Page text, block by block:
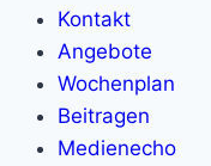
Kontakt
Angebote
Wochenplan
Beitragen
Medienecho